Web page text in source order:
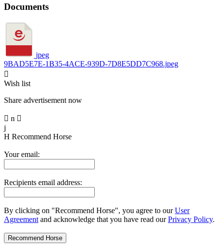
Documents
jpeg
9BAD5E7E-1B35-4ACE-939D-7D8E5DD7C968.jpeg

Wish list
Share advertisement now
 n 
j
H Recommend Horse
Your email:
Recipients email address:
By clicking on "Recommend Horse", you agree to ourUser
Agreement and acknowledge that you have read ourPrivacy Policy.